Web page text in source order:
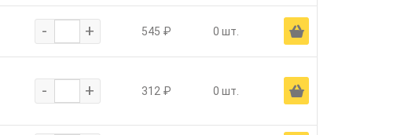
- + 545 ₽ 0 шт. Ä
- + 312 ₽ 0 шт. Ä